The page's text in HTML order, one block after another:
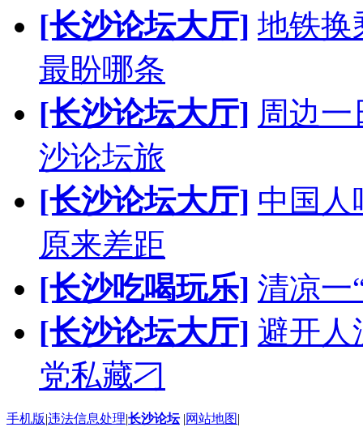
[长沙论坛大厅] 地铁换
最盼哪条
[长沙论坛大厅] 周边
沙论坛旅
[长沙论坛大厅] 中国人
原来差距
[长沙吃喝玩乐] 清凉一
[长沙论坛大厅] 避开人
党私藏刁
手机版|违法信息处理|长沙论坛 |网站地图|